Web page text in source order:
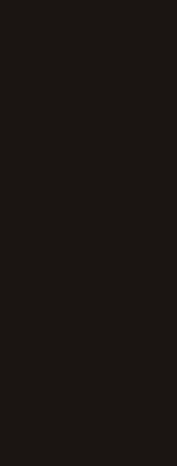
Mentions légales
Reserved.